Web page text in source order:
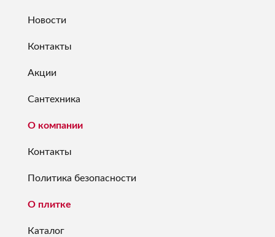
Новости
Контакты
Акции
Сантехника
О компании
Контакты
Политика безопасности
О плитке
Каталог